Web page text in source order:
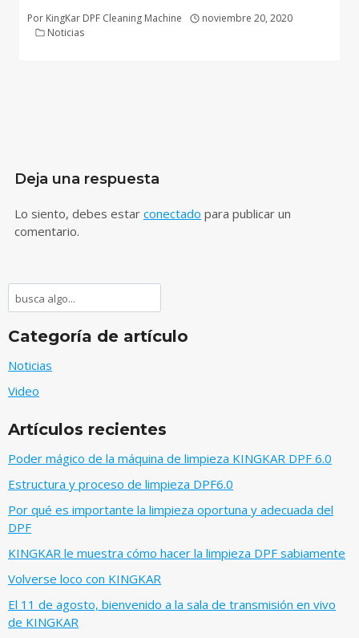
Por KingKar DPF Cleaning Machine
noviembre 20, 2020
Noticias
Deja una respuesta
Lo siento, debes estar conectado para publicar un
comentario.
Buscar
Categoría de artículo
Noticias
Video
Artículos recientes
Poder mágico de la máquina de limpieza KINGKAR DPF 6.0
Estructura y proceso de limpieza DPF6.0
Por qué es importante la limpieza oportuna y adecuada del
DPF
KINGKAR le muestra cómo hacer la limpieza DPF sabiamente
Volverse loco con KINGKAR
El 11 de agosto, bienvenido a la sala de transmisión en vivo
de KINGKAR